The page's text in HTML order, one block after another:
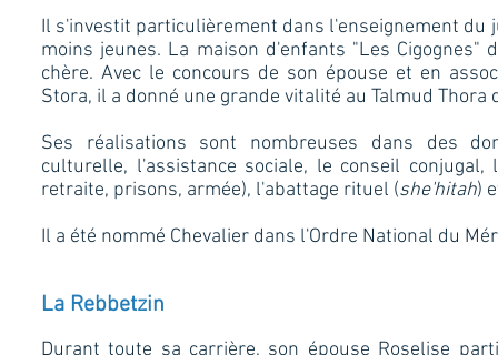
Il s'investit particulièrement dans l'enseignement du
moins jeunes. La maison d'enfants "Les Cigognes"
chère. Avec le concours de son épouse et en
Stora, il a donné une grande vitalité au Talmud Thora
Ses réalisations sont nombreuses dans des
culturelle, l'assistance sociale, le conseil conjugal,
retraite, prisons, armée), l'abattage rituel (she'hitah)
Il a été nommé Chevalier dans l'Ordre National du
La Rebbetzin
Durant toute sa carrière, son épouse Roselise